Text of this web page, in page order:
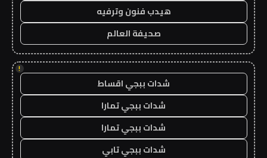
هيدب فنون وترفيه
صحيفة العالم
!
شدات ببجي اقساط
شدات ببجي تمارا
شدات ببجي تمارا
شدات ببجي تابي